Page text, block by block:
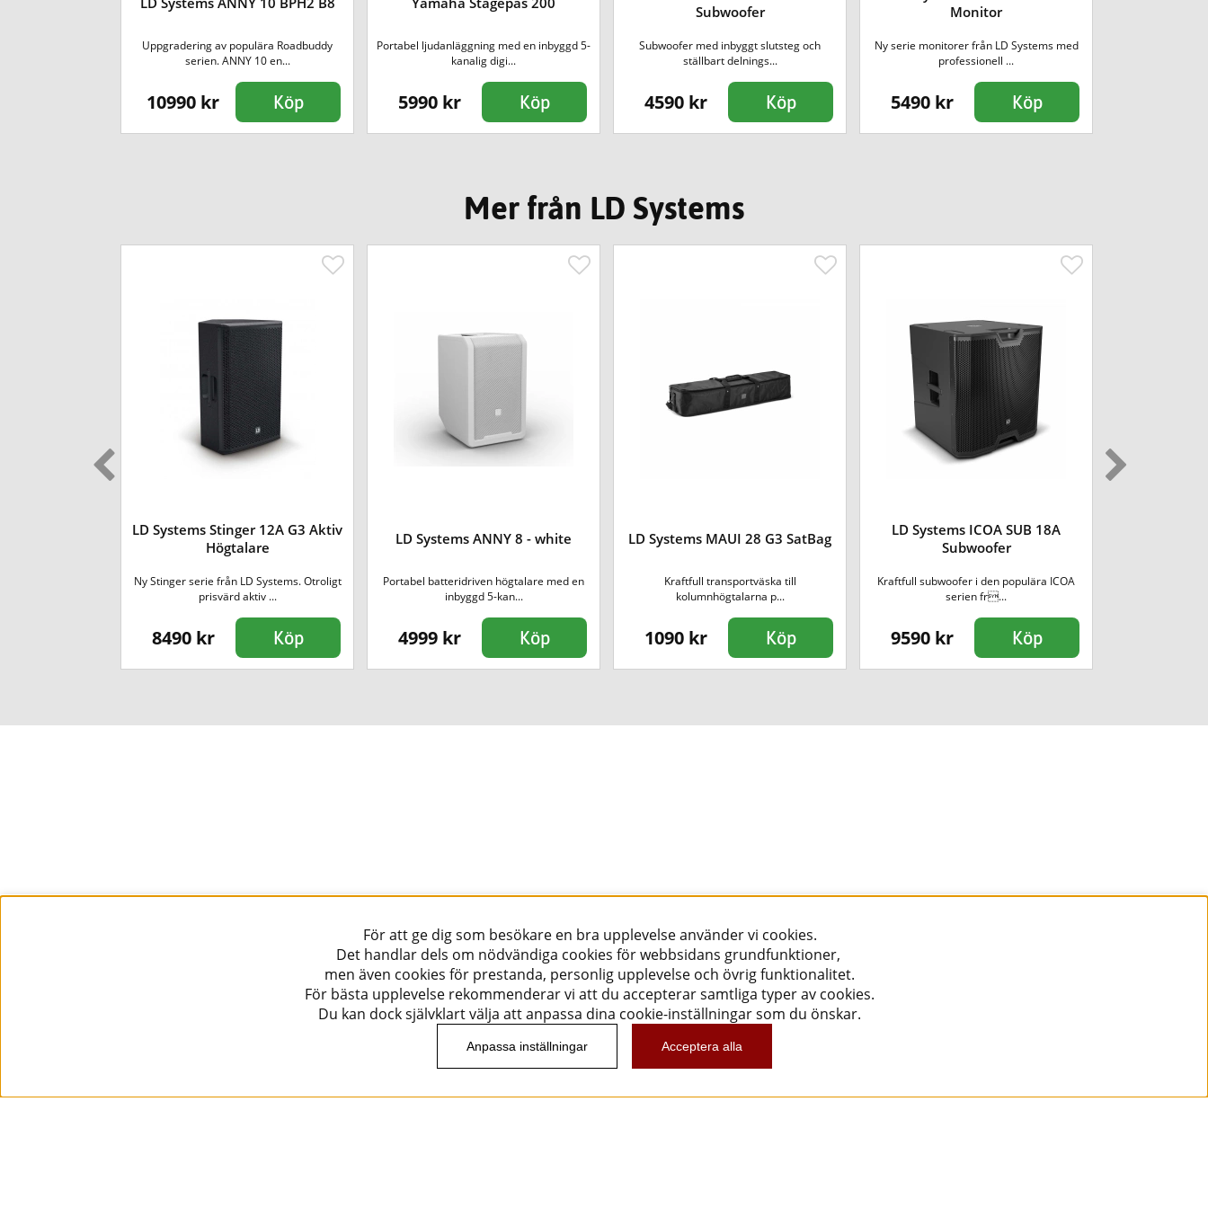
Uppgradering av populära Roadbuddy
serien. ANNY 10 en...
10990 kr Köp
Portabel ljudanläggning med en inbyggd 5-
kanalig digi...
5990 kr Köp
Subwoofer
Subwoofer med inbyggt slutsteg och
ställbart delnings...
4590 kr Köp
Monitor
Ny serie monitorer från LD Systems med
professionell ...
5490 kr Köp
Mer från LD Systems
LD Systems Stinger 12A G3 Aktiv
Högtalare
Ny Stinger serie från LD Systems. Otroligt
prisvärd aktiv ...
8490 kr Köp
LD Systems ANNY 8 - white
Portabel batteridriven högtalare med en
inbyggd 5-kan...
4999 kr Köp
LD Systems MAUI 28 G3 SatBag
Kraftfull transportväska till
kolumnhögtalarna p...
1090 kr Köp
LD Systems ICOA SUB 18A
Subwoofer
Kraftfull subwoofer i den populära ICOA
serien fr...
9590 kr Köp
För att ge dig som besökare en bra upplevelse använder vi cookies.
Det handlar dels om nödvändiga cookies för webbsidans grundfunktioner,
men även cookies för prestanda, personlig upplevelse och övrig funktionalitet.
För bästa upplevelse rekommenderar vi att du accepterar samtliga typer av cookies.
Du kan dock självklart välja att anpassa dina cookie-inställningar som du önskar.
Anpassa inställningar Acceptera alla